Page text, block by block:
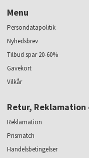
Menu
Persondatapolitik
Nyhedsbrev
Tilbud spar 20-60%
Gavekort
Vilkår
Retur, Reklamation
Reklamation
Prismatch
Handelsbetingelser